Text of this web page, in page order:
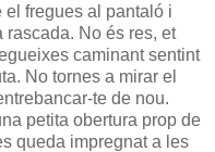
el fregues al pantaló i
No és res, et
caminant sentint
No tornes a mirar el
te de nou.
petita obertura prop de
queda impregnat a les